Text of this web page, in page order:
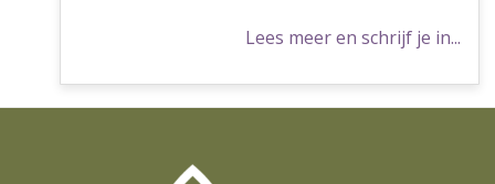
Lees meer en schrijf je in...